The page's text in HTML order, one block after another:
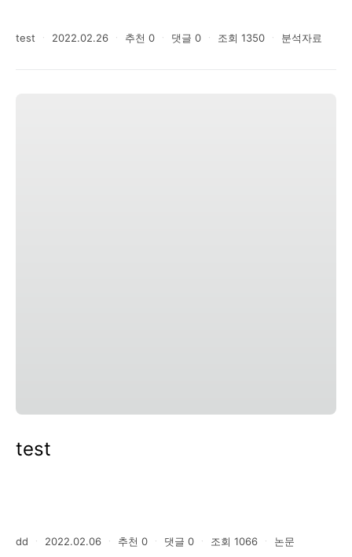
test ㆍ 2022.02.26 ㆍ 추천 0 ㆍ 댓글 0 ㆍ 조회 1350 ㆍ 분석자료
test
dd ㆍ 2022.02.06 ㆍ 추천 0 ㆍ 댓글 0 ㆍ 조회 1066 ㆍ 논문